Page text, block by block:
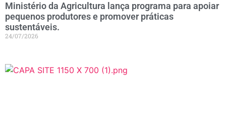
Ministério da Agricultura lança programa para apoiar
pequenos produtores e promover práticas
sustentáveis.
24/07/2026